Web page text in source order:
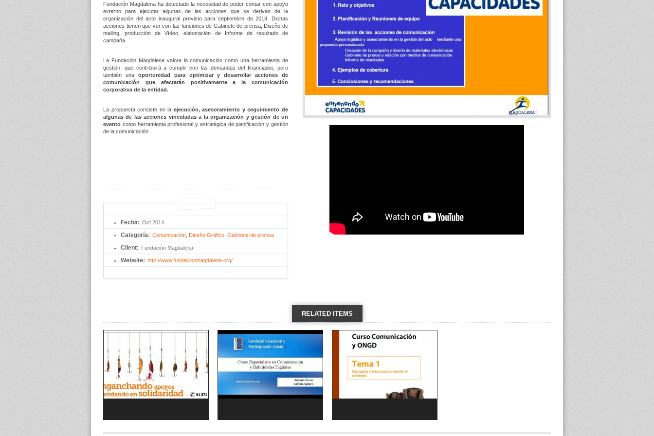
Fundación Magdalena ha detectado la necesidad de poder contar con apoyo
externo para ejecutar algunas de las acciones que se derivan de la
organización del acto inaugural previsto para septiembre de 2014. Dichas
acciones tienen que ver con las funciones de Gabinete de prensa, Diseño de
mailing, producción de Vídeo, elaboración de Informe de resultado de
campaña.
La Fundación Magdalena valora la comunicación como una herramienta de
gestión, que contribuirá a cumplir con las demandas del financiador, pero
también una oportunidad para optimizar y desarrollar acciones de
comunicación que afectarán positivamente a la comunicación
corporativa de la entidad.
La propuesta consiste en la ejecución, asesoramiento y seguimiento de
algunas de las acciones vinculadas a la organización y gestión de un
evento como herramienta profesional y estratégica de planificación y gestión
de la comunicación.
Fecha: Oct 2014
Categoría: Comunicación Diseño Gráfico Gabinete de prensa
Client: Fundación Magdalena
Website: http://www.fundacionmagdalena.org/
RELATED ITEMS
VIEW ALL →